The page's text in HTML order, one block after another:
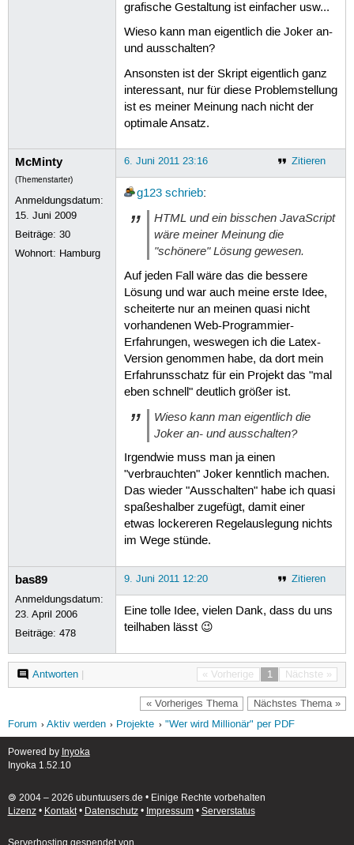
grafische Gestaltung ist einfacher usw...
Wieso kann man eigentlich die Joker an-
und ausschalten?
Ansonsten ist der Skript eigentlich ganz
interessant, nur für diese Problemstellung
ist es meiner Meinung nach nicht der
optimale Ansatz.
McMinty
(Themenstarter)
Anmeldungsdatum:
15. Juni 2009
Beiträge:30
Wohnort: Hamburg
Zitieren
6. Juni 2011 23:16
g123 schrieb:
HTML und ein bisschen JavaScript
wäre meiner Meinung die
"schönere" Lösung gewesen.
Auf jeden Fall wäre das die bessere
Lösung und war auch meine erste Idee,
scheiterte nur an meinen quasi nicht
vorhandenen Web-Programmier-
Erfahrungen, weswegen ich die Latex-
Version genommen habe, da dort mein
Erfahrunsschatz für ein Projekt das "mal
eben schnell" deutlich größer ist.
Wieso kann man eigentlich die
Joker an- und ausschalten?
Irgendwie muss man ja einen
"verbrauchten" Joker kenntlich machen.
Das wieder "Ausschalten" habe ich quasi
spaßeshalber zugefügt, damit einer
etwas lockereren Regelauslegung nichts
im Wege stünde.
bas89
Anmeldungsdatum:
23. April 2006
Beiträge:478
Zitieren
9. Juni 2011 12:20
Eine tolle Idee, vielen Dank, dass du uns
teilhaben lässt 😉
« Vorherige 1 Nächste »
Antworten|
« Vorheriges Thema Nächstes Thema »
Forum Aktiv werden Projekte "Wer wird Millionär" per PDF
Powered by Inyoka
Inyoka 1.52.10
🄯 2004 – 2026 ubuntuusers.de • Einige Rechte vorbehalten
Lizenz• Kontakt• Datenschutz• Impressum• Serverstatus